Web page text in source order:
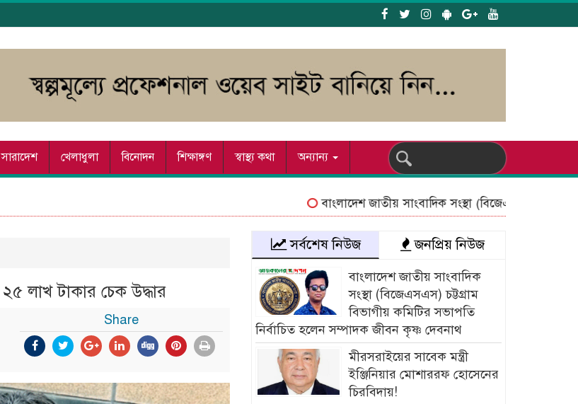
সারাদেশ খেলাধুলা বিনোদন শিক্ষাঙ্গণ স্বাস্থ্য কথা অন্যান্য
বাংলাদেশ জাতীয় সাংবাদিক সংস্থা (বিজেএসএস) চট্টগ্রাম
লাখ টাকার চেক উদ্ধার
Share
সর্বশেষ নিউজ জনপ্রিয় নিউজ
বাংলাদেশ জাতীয় সাংবাদিক
সংস্থা (বিজেএসএস) চট্টগ্রাম
বিভাগীয় কমিটির সভাপতি
নির্বাচিত হলেন সম্পাদক জীবন কৃষ্ণ দেবনাথ
মীরসরাইয়ের সাবেক মন্ত্রী
ইঞ্জিনিয়ার মোশাররফ হোসেনের
চিরবিদায়!